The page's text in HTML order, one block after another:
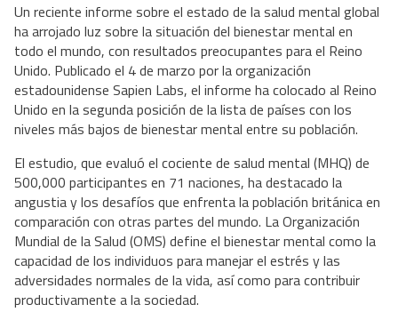
Un reciente informe sobre el estado de la salud mental global
ha arrojado luz sobre la situación del bienestar mental en
todo el mundo, con resultados preocupantes para el Reino
Unido. Publicado el 4 de marzo por la organización
estadounidense Sapien Labs, el informe ha colocado al Reino
Unido en la segunda posición de la lista de países con los
niveles más bajos de bienestar mental entre su población.
El estudio, que evaluó el cociente de salud mental (MHQ) de
500,000 participantes en 71 naciones, ha destacado la
angustia y los desafíos que enfrenta la población británica en
comparación con otras partes del mundo. La Organización
Mundial de la Salud (OMS) define el bienestar mental como la
capacidad de los individuos para manejar el estrés y las
adversidades normales de la vida, así como para contribuir
productivamente a la sociedad.